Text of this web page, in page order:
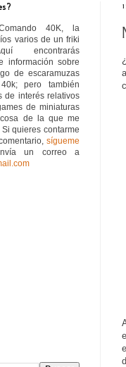
40K, la
varios de un friki
encontrarás
información sobre
de escaramuzas
pero también
de interés relativos
de miniaturas
de la que me
quieres contarme
sígueme
un correo a